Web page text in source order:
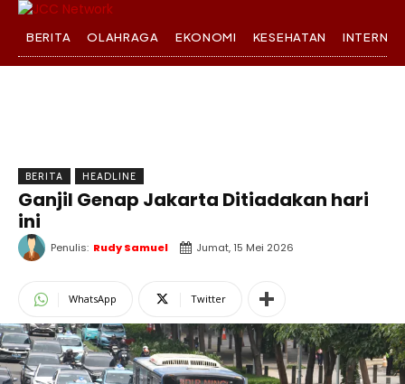
BERITA OLAHRAGA EKONOMI KESEHATAN
BERITA HEADLINE
Ganjil Genap Jakarta Ditiadakan hari
ini
Penulis: Rudy Samuel Jumat, 15 Mei 2026
WhatsApp Twitter